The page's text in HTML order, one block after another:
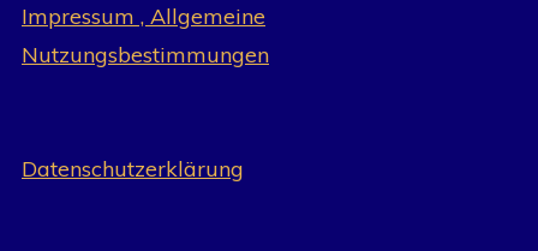
Impressum , Allgemeine
Nutzungsbestimmungen
Datenschutzerklärung